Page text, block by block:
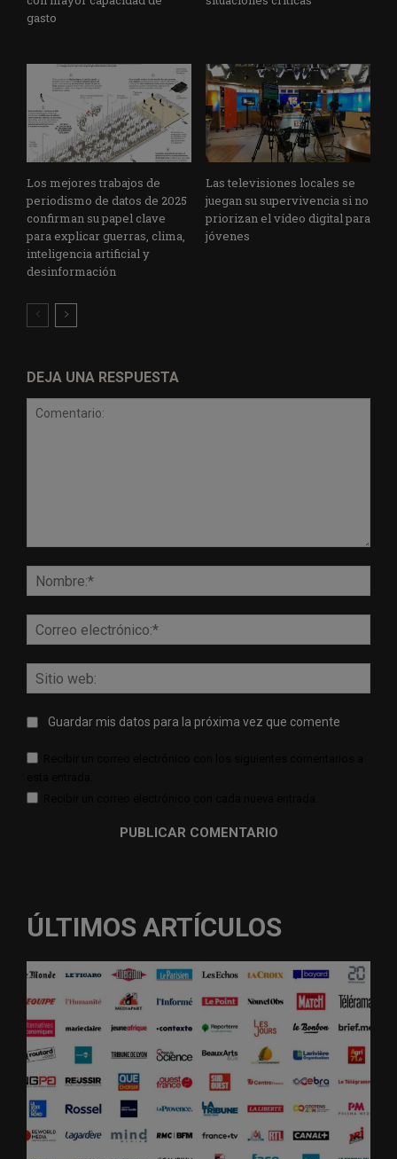
gasto
Los mejores trabajos de
periodismo de datos de 2025
confirman su papel clave
para explicar guerras, clima,
inteligencia artificial y
desinformación
Las televisiones locales se
juegan su supervivencia si no
priorizan el vídeo digital para
jóvenes
DEJA UNA RESPUESTA
web:
Guardar mis datos para la próxima vez que comente
ÚLTIMOS ARTÍCULOS